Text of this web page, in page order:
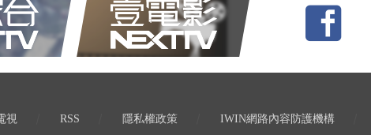
視 RSS 隱私權政策 IWIN網路內容防護機構